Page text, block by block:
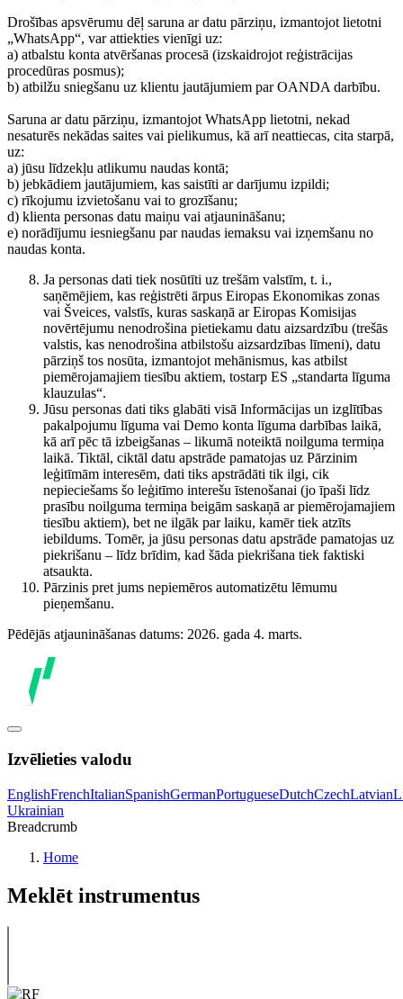
Drošības apsvērumu dēļ saruna ar datu pārziņu, izmantojot lietotni
„WhatsApp“, var attiekties vienīgi uz:
a) atbalstu konta atvēršanas procesā (izskaidrojot reģistrācijas
procedūras posmus);
b) atbilžu sniegšanu uz klientu jautājumiem par OANDA darbību.
Saruna ar datu pārziņu, izmantojot WhatsApp lietotni, nekad
nesaturēs nekādas saites vai pielikumus, kā arī neattiecas, cita starpā,
uz:
a) jūsu līdzekļu atlikumu naudas kontā;
b) jebkādiem jautājumiem, kas saistīti ar darījumu izpildi;
c) rīkojumu izvietošanu vai to grozīšanu;
d) klienta personas datu maiņu vai atjaunināšanu;
e) norādījumu iesniegšanu par naudas iemaksu vai izņemšanu no
naudas konta.
Ja personas dati tiek nosūtīti uz trešām valstīm, t. i.,
saņēmējiem, kas reģistrēti ārpus Eiropas Ekonomikas zonas
vai Šveices, valstīs, kuras saskaņā ar Eiropas Komisijas
novērtējumu nenodrošina pietiekamu datu aizsardzību (trešās
valstis, kas nenodrošina atbilstošu aizsardzības līmeni), datu
pārziņš tos nosūta, izmantojot mehānismus, kas atbilst
piemērojamajiem tiesību aktiem, tostarp ES „standarta līguma
klauzulas“.
Jūsu personas dati tiks glabāti visā Informācijas un izglītības
pakalpojumu līguma vai Demo konta līguma darbības laikā,
kā arī pēc tā izbeigšanas – likumā noteiktā noilguma termiņa
laikā. Tiktāl, ciktāl datu apstrāde pamatojas uz Pārzinim
leģitīmām interesēm, dati tiks apstrādāti tik ilgi, cik
nepieciešams šo leģitīmo interešu īstenošanai (jo īpaši līdz
prasību noilguma termiņa beigām saskaņā ar piemērojamajiem
tiesību aktiem), bet ne ilgāk par laiku, kamēr tiek atzīts
iebildums. Tomēr, ja jūsu personas datu apstrāde pamatojas uz
piekrišanu – līdz brīdim, kad šāda piekrišana tiek faktiski
atsaukta.
Pārzinis pret jums nepiemēros automatizētu lēmumu
pieņemšanu.
Pēdējās atjaunināšanas datums: 2026. gada 4. marts.
Izvēlieties valodu
EnglishFrenchItalianSpanishGermanPortugueseDutchCzechLatvian
Ukrainian
Breadcrumb
Home
Meklēt instrumentus